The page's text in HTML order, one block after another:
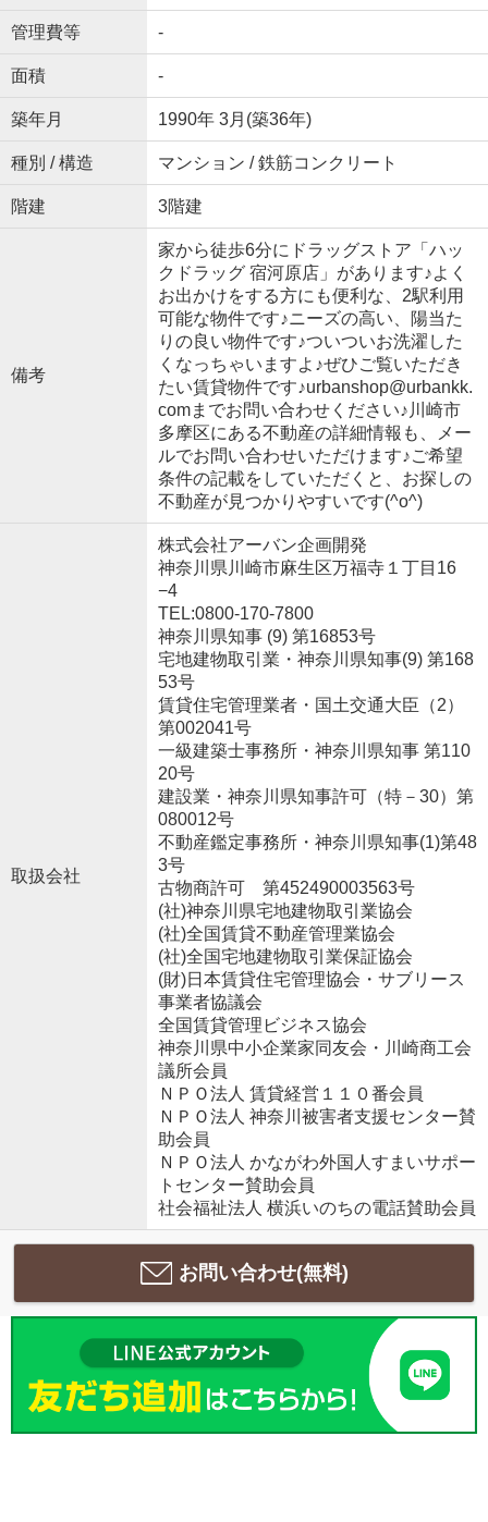
管理費等 -
面積 -
築年月 1990年 3月(築36年)
種別 / 構造 マンション / 鉄筋コンクリート
階建 3階建
備考
家から徒歩6分にドラッグストア「ハッ
クドラッグ 宿河原店」があります♪よく
お出かけをする方にも便利な、2駅利用
可能な物件です♪ニーズの高い、陽当た
りの良い物件です♪ついついお洗濯した
くなっちゃいますよ♪ぜひご覧いただき
たい賃貸物件です♪urbanshop@urbankk.
comまでお問い合わせください♪川崎市
多摩区にある不動産の詳細情報も、メー
ルでお問い合わせいただけます♪ご希望
条件の記載をしていただくと、お探しの
不動産が見つかりやすいです(^o^)
取扱会社
株式会社アーバン企画開発
神奈川県川崎市麻生区万福寺１丁目16
−4
TEL:0800-170-7800
神奈川県知事 (9) 第16853号
宅地建物取引業・神奈川県知事(9) 第168
53号
賃貸住宅管理業者・国土交通大臣（2）
第002041号
一級建築士事務所・神奈川県知事 第110
20号
建設業・神奈川県知事許可（特－30）第
080012号
不動産鑑定事務所・神奈川県知事(1)第48
3号
古物商許可 第452490003563号
(社)神奈川県宅地建物取引業協会
(社)全国賃貸不動産管理業協会
(社)全国宅地建物取引業保証協会
(財)日本賃貸住宅管理協会・サブリース
事業者協議会
全国賃貸管理ビジネス協会
神奈川県中小企業家同友会・川崎商工会
議所会員
ＮＰＯ法人 賃貸経営１１０番会員
ＮＰＯ法人 神奈川被害者支援センター賛
助会員
ＮＰＯ法人 かながわ外国人すまいサポー
トセンター賛助会員
社会福祉法人 横浜いのちの電話賛助会員
お問い合わせ(無料)